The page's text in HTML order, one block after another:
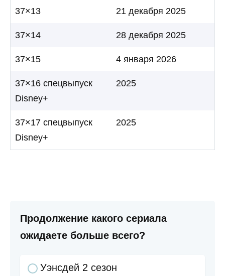
37×13 21 декабря 2025
37×14 28 декабря 2025
37×15 4 января 2026
37×16 спецвыпуск
Disney+
2025
37×17 спецвыпуск
Disney+
2025
Продолжение какого сериала
ожидаете больше всего?
Уэнсдей 2 сезон